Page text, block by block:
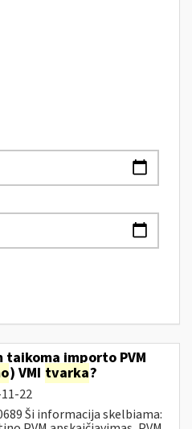
taikoma importo PVM
) VMI tvarka?
22
Ši informacija skelbiama: